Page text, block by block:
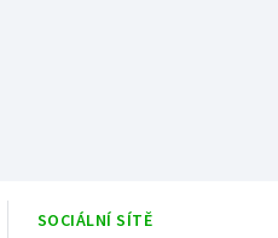
SOCIÁLNÍ SÍTĚ